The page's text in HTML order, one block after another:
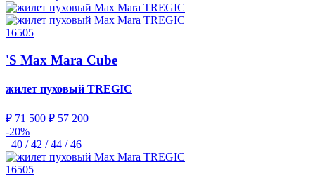
16505
'S Max Mara Cube
жилет пуховый TREGIC
₽ 71 500 ₽ 57 200
-20%
40 / 42 / 44 / 46
16505